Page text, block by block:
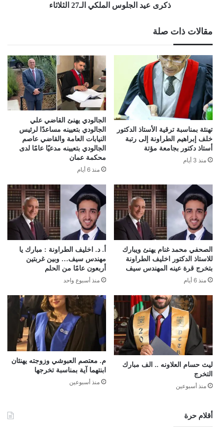
ذكرى عيد الجلوس الملكي الـ27 الثلاثاء
مقالات ذات صلة
تهنئة بمناسبة ترقية الأستاذ الدكتور
خلف إبراهيم الطراونة إلى رتبة
أستاذ دكتور بجامعة مؤتة
منذ 3 أيام
الجالودي يهنئ القاضي علي
الجالودي بتعيينه مساعدًا لرئيس
النيابات العامة والقاضي عاصم
الجالودي بتعيينه مدعيًا عامًا لدى
محكمة عمان
منذ 6 أيام
الصحفي محمد غنام يهنئ ويبارك
للاستاذ الدكتور اخليف الطراونة
بتخرج قرة عينه المهندس سيف
منذ 6 أيام
أ. د. اخليف الطراونة : مبارك يا
مهندس سيف… وبين غربتين
أربعون عامًا من الحلم
منذ أسبوع واحد
ليث حسام العلاونه .. الف مبارك
التخرج
منذ أسبوعين
م. معتصم العبوشي وزوجته يهنئان
ابنتهما آية بمناسبة تخرجها
منذ أسبوعين
أقلام حرة